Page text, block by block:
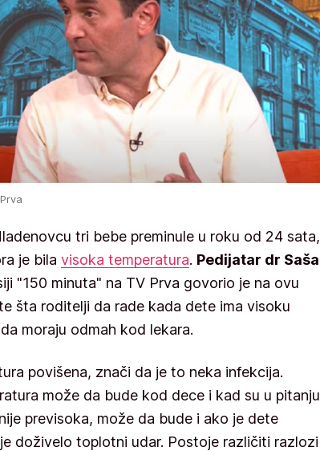
tri bebe preminule u roku od 24 sata,
je bila visoka temperatura. Pedijatar dr Saša
"150 minuta" na TV Prva govorio je na ovu
šta roditelji da rade kada dete ima visoku
moraju odmah kod lekara.
povišena, znači da je to neka infekcija.
može da bude kod dece i kad su u pitanju
previsoka, može da bude i ako je dete
doživelo toplotni udar. Postoje različiti razlozi